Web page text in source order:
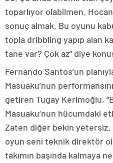
toparlıyor olabilmen.
sonuç almak. Bu oyunu
topla dribbling yapıp alan
tane var? Çok az” diye
Fernando Santos’un
Masuaku’nun
getiren Tugay Kerimoğlu,
Masuaku’nun hücumdaki
Zaten diğer bekin yetersiz.
oyun seni teknik direktör
takımın başında kalmaya